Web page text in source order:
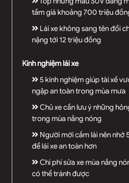
tầm giá khoảng 700 triệu
Lái xe không sang tên đổi
nặng tới 12 triệu đồng
Kinh nghiệm lái xe
5 kinh nghiệm giúp tài xế
ngập an toàn trong mùa mưa
Chủ xe cần lưu ý những
trong mùa nắng nóng
Người mới cầm lái nên nhớ
để lái xe an toàn hơn
Chi phí sửa xe mùa nắng
có thể tránh được